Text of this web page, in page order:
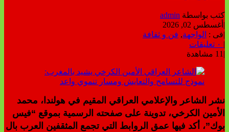
كتب بواسطة admin
| أغسطس 02, 2026
|فى : الواجهة, فن و ثقافة
|
| 11 مشاهدة
نشر الشاعر والإعلامي العراقي المقيم في هولندا، محمد
الأمين الكرخي، تدوينة على صفحته الرسمية بموقع “فيس
بوك”، أكد فيها عمق الروابط التي تجمع المثقفين العرب بال